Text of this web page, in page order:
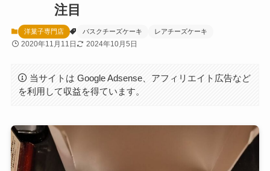
注目
洋菓子専門店 バスクチーズケーキ レアチーズケーキ
2020年11月11日 2024年10月5日
当サイトは Google Adsense、アフィリエイト広告など
を利用して収益を得ています。